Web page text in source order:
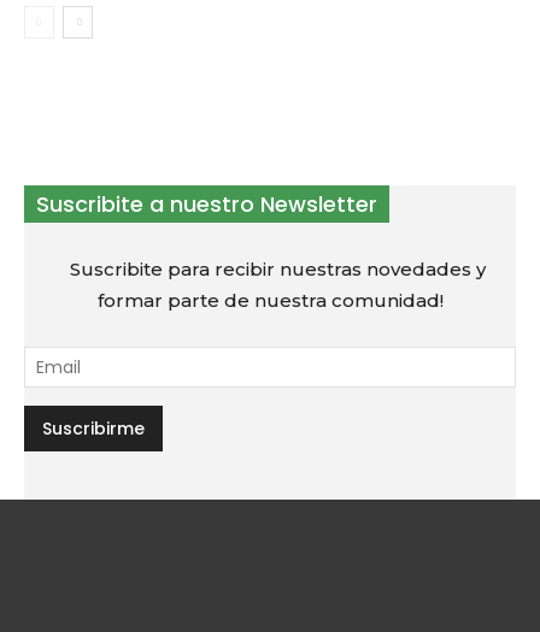
Suscribite a nuestro Newsletter
Suscribite para recibir nuestras novedades y
formar parte de nuestra comunidad!